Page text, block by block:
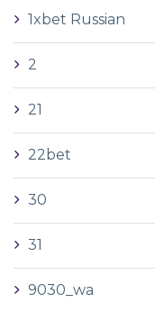
1xbet Russian
2
21
22bet
30
31
9030_wa